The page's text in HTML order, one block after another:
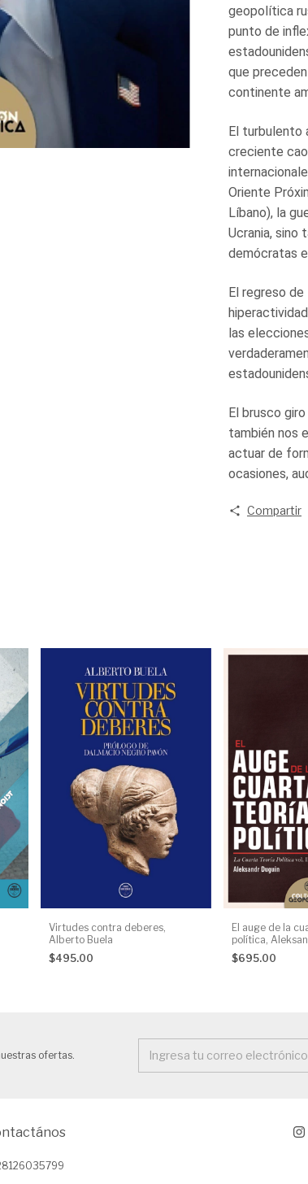
geopolítica
punto de
que
continente
El turbulento
creciente
Oriente
Líbano), la
Ucrania, sino
demócratas
El regreso de
las
El brusco
también nos
actuar de
ocasiones,
Compartir
Virtudes contra deberes,
Alberto Buela
$495.00
El auge de la
política,
$695.00
ofertas.